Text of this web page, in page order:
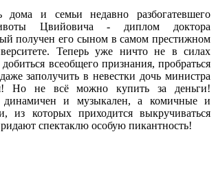
дома и семьи недавно разбогатевшего
Цвийовича - диплом доктора
получен его сыном в самом престижном
Теперь уже ничто не в силах
всеобщего признания, пробраться
заполучить в невестки дочь министра
Но не всё можно купить за деньги!
динамичен и музыкален, а комичные и
из которых приходится выкручиваться
спектаклю особую пикантность!